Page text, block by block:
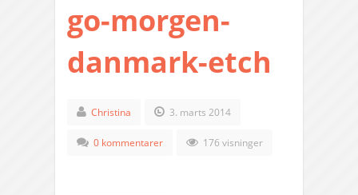
go-morgen-
danmark-etch
Christina 3. marts 2014
0 kommentarer 176 visninger